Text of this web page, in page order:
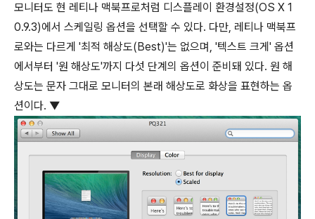
모니터도 현 레티나 맥북프로처럼 디스플레이 환경설정(OS X 1
0.9.3)에서 스케일링 옵션을 선택할 수 있다. 다만, 레티나 맥북프
로와는 다르게 '최적 해상도(Best)'는 없으며, '텍스트 크게' 옵션
에서부터 '원 해상도'까지 다섯 단계의 옵션이 준비돼 있다. 원 해
상도는 문자 그대로 모니터의 본래 해상도로 화상을 표현하는 옵
션이다. ▼